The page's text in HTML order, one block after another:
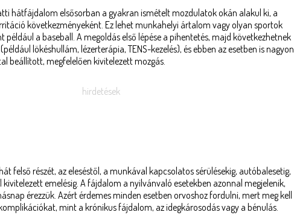
hátfájdalom elsősorban a gyakran ismételt mozdulatok okán alakul ki, a
következményeként. Ez lehet munkahelyi ártalom vagy olyan sportok
például a baseball. A megoldás első lépése a pihentetés, majd következhetnek
lökéshullám, lézerterápia, TENS-kezelés), és ebben az esetben is nagyon
beállított, megfelelően kivitelezett mozgás.
hirdetések
felső részét, az eleséstől, a munkával kapcsolatos sérülésekig, autóbalesetig,
kivitelezett emelésig. A fájdalom a nyilvánvaló esetekben azonnal megjelenik,
érezzük. Azért érdemes minden esetben orvoshoz fordulni, mert meg kell
mint a krónikus fájdalom, az idegkárosodás vagy a bénulás.